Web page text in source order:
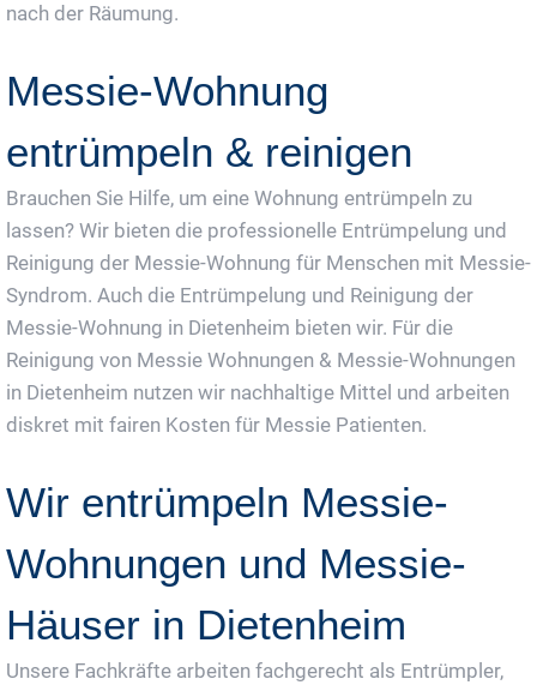
nach der Räumung.
Messie-Wohnung
entrümpeln & reinigen
Brauchen Sie Hilfe, um eine Wohnung entrümpeln zu
lassen? Wir bieten die professionelle Entrümpelung und
Reinigung der Messie-Wohnung für Menschen mit Messie-
Syndrom. Auch die Entrümpelung und Reinigung der
Messie-Wohnung in Dietenheim bieten wir. Für die
Reinigung von Messie Wohnungen & Messie-Wohnungen
in Dietenheim nutzen wir nachhaltige Mittel und arbeiten
diskret mit fairen Kosten für Messie Patienten.
Wir entrümpeln Messie-
Wohnungen und Messie-
Häuser in Dietenheim
Unsere Fachkräfte arbeiten fachgerecht als Entrümpler,